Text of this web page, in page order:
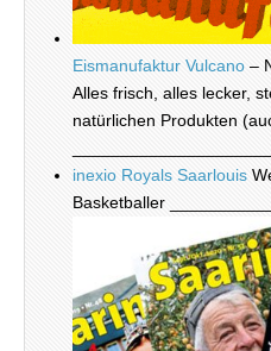
Eismanufaktur Vulcano –
Alles frisch, alles lecker,
natürlichen Produkten
inexio Royals Saarlouis
Basketballer